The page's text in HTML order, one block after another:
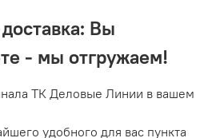
Вы
- мы отгружаем!
ТК Деловые Линии в вашем
удобного для вас пункта